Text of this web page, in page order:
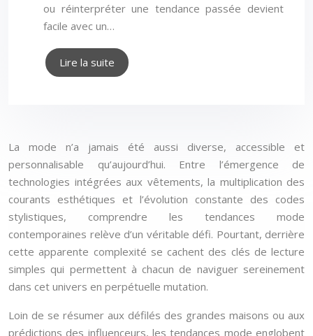
ou réinterpréter une tendance passée devient
facile avec un…
Lire la suite
La mode n’a jamais été aussi diverse, accessible et
personnalisable qu’aujourd’hui. Entre l’émergence de
technologies intégrées aux vêtements, la multiplication des
courants esthétiques et l’évolution constante des codes
stylistiques, comprendre les tendances mode
contemporaines relève d’un véritable défi. Pourtant, derrière
cette apparente complexité se cachent des clés de lecture
simples qui permettent à chacun de naviguer sereinement
dans cet univers en perpétuelle mutation.
Loin de se résumer aux défilés des grandes maisons ou aux
prédictions des influenceurs, les tendances mode englobent